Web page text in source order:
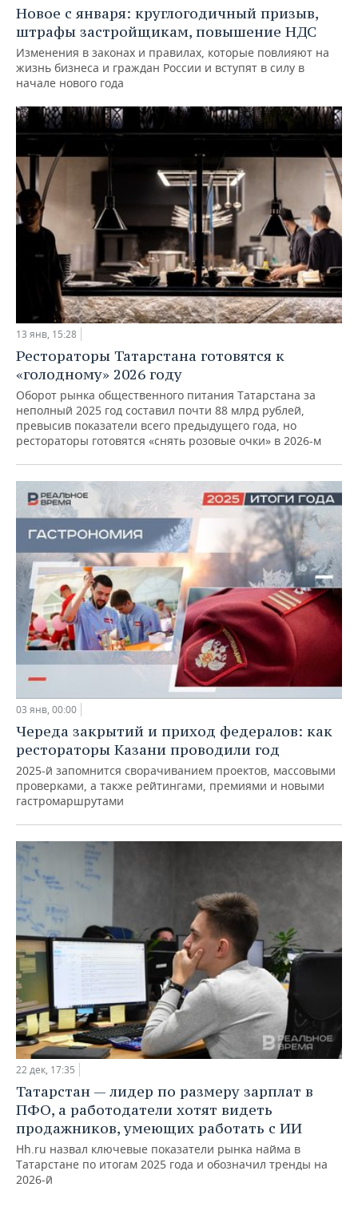
Новое с января: круглогодичный призыв,
штрафы застройщикам, повышение НДС
Изменения в законах и правилах, которые повлияют на
жизнь бизнеса и граждан России и вступят в силу в
начале нового года
13 янв, 15:28
Рестораторы Татарстана готовятся к
«голодному» 2026 году
Оборот рынка общественного питания Татарстана за
неполный 2025 год составил почти 88 млрд рублей,
превысив показатели всего предыдущего года, но
рестораторы готовятся «снять розовые очки» в 2026-м
03 янв, 00:00
Череда закрытий и приход федералов: как
рестораторы Казани проводили год
2025-й запомнится сворачиванием проектов, массовыми
проверками, а также рейтингами, премиями и новыми
гастромаршрутами
22 дек, 17:35
Татарстан — лидер по размеру зарплат в
ПФО, а работодатели хотят видеть
продажников, умеющих работать с ИИ
Hh.ru назвал ключевые показатели рынка найма в
Татарстане по итогам 2025 года и обозначил тренды на
2026-й